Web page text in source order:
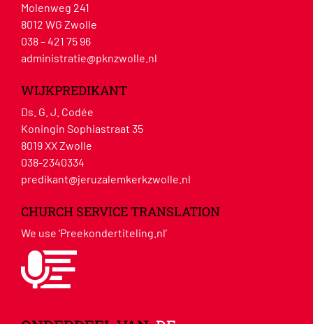
Molenweg 241
8012 WG Zwolle
038 – 421 75 96
administratie@pknzwolle.nl
WIJKPREDIKANT
Ds. G. J. Codée
Koningin Sophiastraat 35
8019 XX Zwolle
038-2340334
predikant@jeruzalemkerkzwolle.nl
CHURCH SERVICE TRANSLATION
We use ‘Preekondertiteling.nl’